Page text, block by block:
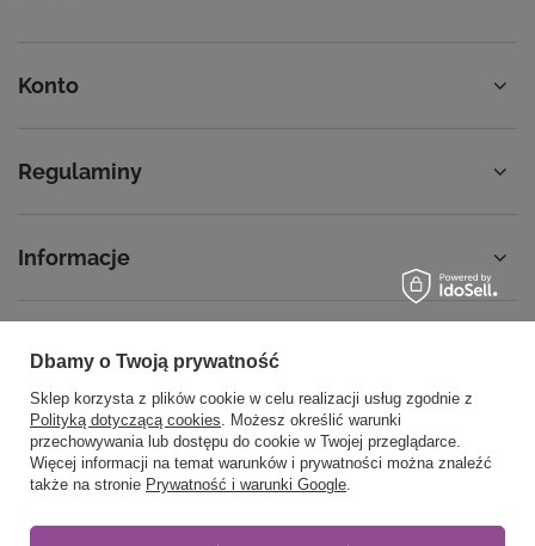
Konto
Regulaminy
Informacje
58 762 91 40
Poniedziałek - Piątek / 8:00 - 15:30
sklep@noyellow.pl
noyellow.pl,Wodnika 50,80-299Gdańsk
Dbamy o Twoją prywatność
Sklep korzysta z plików cookie w celu realizacji usług zgodnie z
Polityką dotyczącą cookies. Możesz określić warunki
przechowywania lub dostępu do cookie w Twojej przeglądarce.
Więcej informacji na temat warunków i prywatności można znaleźć
także na stronie Prywatność i warunki Google.